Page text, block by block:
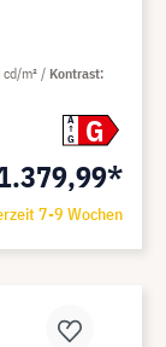
A
G
G
7-9 Wochen
m²
Kontrast